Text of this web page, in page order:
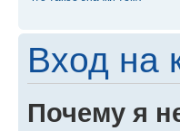
Вход на
Почему я